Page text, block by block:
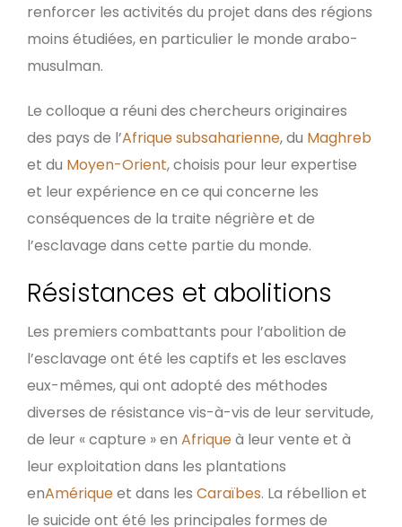
renforcer les activités du projet dans des régions
moins étudiées, en particulier le monde arabo-
musulman.
Le colloque a réuni des chercheurs originaires
des pays de l’Afrique subsaharienne, du Maghreb
et du Moyen-Orient, choisis pour leur expertise
et leur expérience en ce qui concerne les
conséquences de la traite négrière et de
l’esclavage dans cette partie du monde.
Résistances et abolitions
Les premiers combattants pour l’abolition de
l’esclavage ont été les captifs et les esclaves
eux-mêmes, qui ont adopté des méthodes
diverses de résistance vis-à-vis de leur servitude,
de leur « capture » en Afriqueà leur vente et à
leur exploitation dans les plantations
enAmériqueet dans les Caraïbes. La rébellion et
le suicide ont été les principales formes de